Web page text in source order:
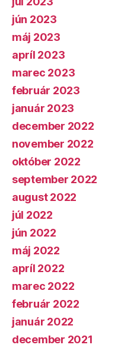
jún 2023
máj 2023
apríl 2023
marec 2023
február 2023
január 2023
december 2022
november 2022
október 2022
september 2022
august 2022
júl 2022
jún 2022
máj 2022
apríl 2022
marec 2022
február 2022
január 2022
december 2021